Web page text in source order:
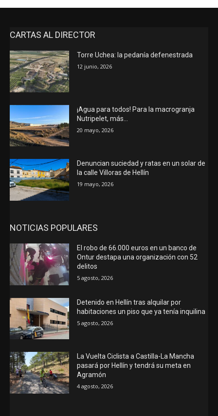
CARTAS AL DIRECTOR
Torre Uchea: la pedanía defenestrada
12 junio, 2026
¡Agua para todos! Para la macrogranja
Nutripelet, más…
20 mayo, 2026
Denuncian suciedad y ratas en un solar de
la calle Villoras de Hellín
19 mayo, 2026
NOTICIAS POPULARES
El robo de 66.000 euros en un banco de
Ontur destapa una organización con 52
delitos
5 agosto, 2026
Detenido en Hellín tras alquilar por
habitaciones un piso que ya tenía inquilina
5 agosto, 2026
La Vuelta Ciclista a Castilla-La Mancha
pasará por Hellín y tendrá su meta en
Agramón
4 agosto, 2026